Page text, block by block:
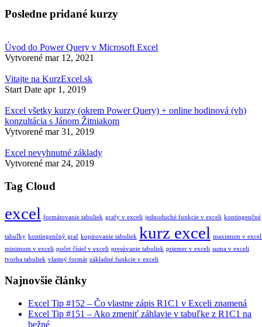
Posledne pridané kurzy
Úvod do Power Query v Microsoft Excel
Vytvorené mar 12, 2021
Vitajte na KurzExcel.sk
Start Date apr 1, 2019
Excel všetky kurzy (okrem Power Query) + online hodinová (vh)
konzultácia s Jánom Žitniakom
Vytvorené mar 31, 2019
Excel nevyhnutné základy
Vytvorené mar 24, 2019
Tag Cloud
excel formátovanie tabuliek grafy v exceli jednoduché funkcie v exceli kontingenčné
tabuľky kontingenčný graf kopirovanie tabuliek kurz excel maximum v
minimum v exceli počet čísiel v exceli presúvanie tabuliek priemer v exceli suma v exceli
tvorba tabuliek vlastný formát základné funkcie v exceli
Najnovšie články
Excel Tip #152 – Čo vlastne zápis R1C1 v Exceli znamená
Excel Tip #151 – Ako zmeniť záhlavie v tabuľke z R1C1 na
bežné